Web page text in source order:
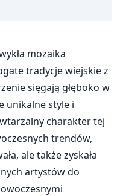
mozaika
tradycje wiejskie z
sięgają głęboko w
unikalne style i
charakter tej
trendów,
ale także zyskała
artystów do